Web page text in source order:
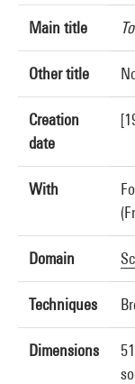
Main title
Other title
Creation
date
With
Domain
Techniques
Dimensions